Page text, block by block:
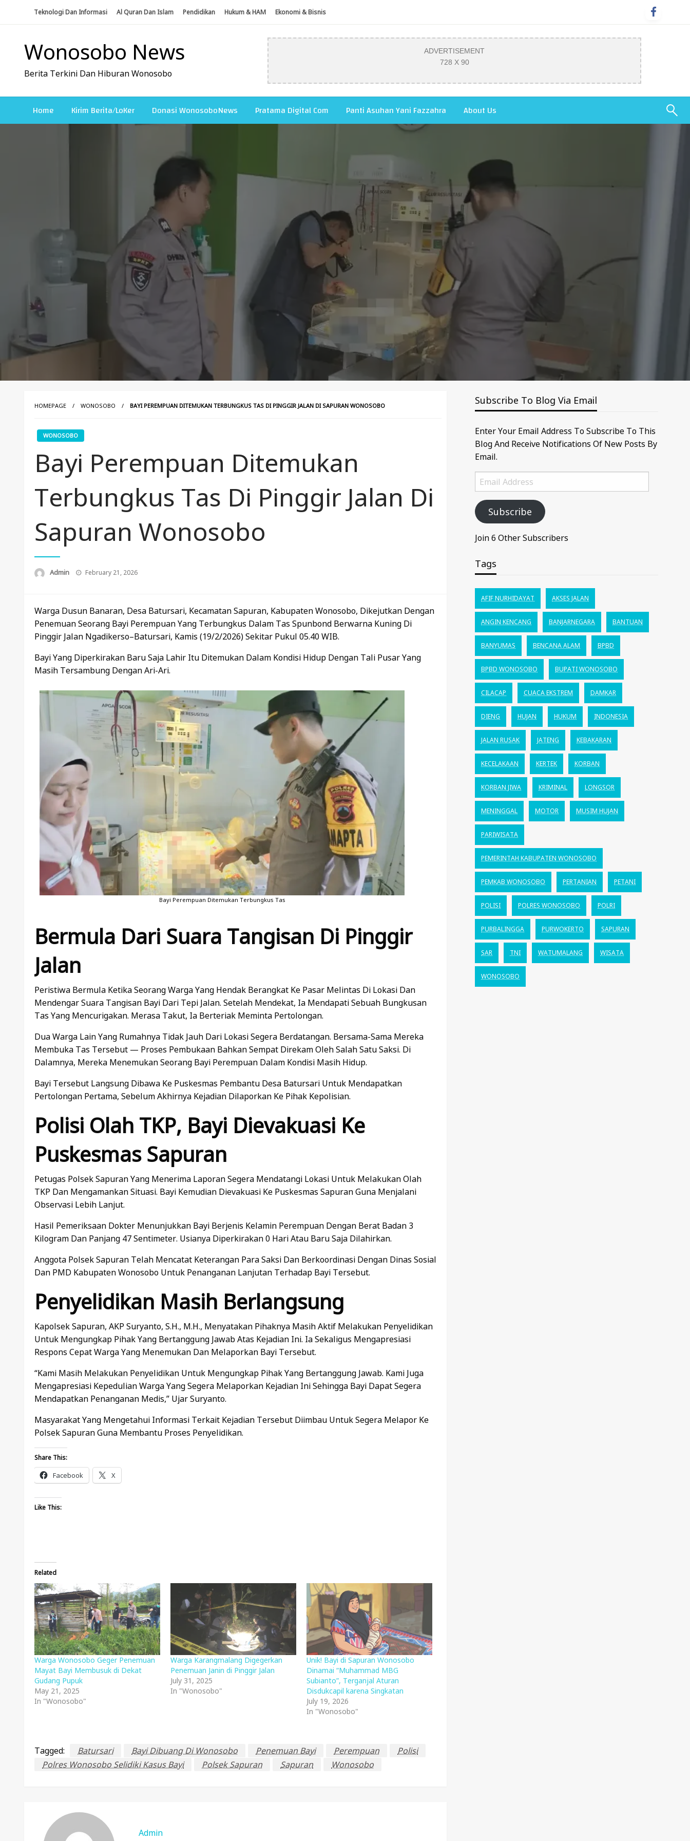
Teknologi Dan Informasi Al Quran Dan Islam Pendidikan Hukum & HAM Ekonomi & Bisnis
Wonosobo News
Berita Terkini Dan Hiburan Wonosobo
ADVERTISEMENT
728 X 90
Home Kirim Berita/LoKer Donasi WonosoboNews Pratama Digital Com Panti Asuhan Yani Fazzahra About Us
HOMEPAGE WONOSOBO BAYI PEREMPUAN DITEMUKAN TERBUNGKUS TAS DI PINGGIR JALAN DI SAPURAN WONOSOBO
WONOSOBO
Bayi Perempuan Ditemukan
Terbungkus Tas Di Pinggir Jalan Di
Sapuran Wonosobo
Admin
Posted
February 21, 2026
Warga Dusun Banaran, Desa Batursari, Kecamatan Sapuran, Kabupaten Wonosobo, Dikejutkan Dengan
Penemuan Seorang Bayi Perempuan Yang Terbungkus Dalam Tas Spunbond Berwarna Kuning Di
Pinggir Jalan Ngadikerso–Batursari, Kamis (19/2/2026) Sekitar Pukul 05.40 WIB.
Bayi Yang Diperkirakan Baru Saja Lahir Itu Ditemukan Dalam Kondisi Hidup Dengan Tali Pusar Yang
Masih Tersambung Dengan Ari-Ari.
Bayi Perempuan Ditemukan Terbungkus Tas
Bermula Dari Suara Tangisan Di Pinggir
Jalan
Peristiwa Bermula Ketika Seorang Warga Yang Hendak Berangkat Ke Pasar Melintas Di Lokasi Dan
Mendengar Suara Tangisan Bayi Dari Tepi Jalan. Setelah Mendekat, Ia Mendapati Sebuah Bungkusan
Tas Yang Mencurigakan. Merasa Takut, Ia Berteriak Meminta Pertolongan.
Dua Warga Lain Yang Rumahnya Tidak Jauh Dari Lokasi Segera Berdatangan. Bersama-Sama Mereka
Membuka Tas Tersebut — Proses Pembukaan Bahkan Sempat Direkam Oleh Salah Satu Saksi. Di
Dalamnya, Mereka Menemukan Seorang Bayi Perempuan Dalam Kondisi Masih Hidup.
Bayi Tersebut Langsung Dibawa Ke Puskesmas Pembantu Desa Batursari Untuk Mendapatkan
Pertolongan Pertama, Sebelum Akhirnya Kejadian Dilaporkan Ke Pihak Kepolisian.
Polisi Olah TKP, Bayi Dievakuasi Ke
Puskesmas Sapuran
Petugas Polsek Sapuran Yang Menerima Laporan Segera Mendatangi Lokasi Untuk Melakukan Olah
TKP Dan Mengamankan Situasi. Bayi Kemudian Dievakuasi Ke Puskesmas Sapuran Guna Menjalani
Observasi Lebih Lanjut.
Hasil Pemeriksaan Dokter Menunjukkan Bayi Berjenis Kelamin Perempuan Dengan Berat Badan 3
Kilogram Dan Panjang 47 Sentimeter. Usianya Diperkirakan 0 Hari Atau Baru Saja Dilahirkan.
Anggota Polsek Sapuran Telah Mencatat Keterangan Para Saksi Dan Berkoordinasi Dengan Dinas Sosial
Dan PMD Kabupaten Wonosobo Untuk Penanganan Lanjutan Terhadap Bayi Tersebut.
Penyelidikan Masih Berlangsung
Kapolsek Sapuran, AKP Suryanto, S.H., M.H., Menyatakan Pihaknya Masih Aktif Melakukan Penyelidikan
Untuk Mengungkap Pihak Yang Bertanggung Jawab Atas Kejadian Ini. Ia Sekaligus Mengapresiasi
Respons Cepat Warga Yang Menemukan Dan Melaporkan Bayi Tersebut.
“Kami Masih Melakukan Penyelidikan Untuk Mengungkap Pihak Yang Bertanggung Jawab. Kami Juga
Mengapresiasi Kepedulian Warga Yang Segera Melaporkan Kejadian Ini Sehingga Bayi Dapat Segera
Mendapatkan Penanganan Medis,” Ujar Suryanto.
Masyarakat Yang Mengetahui Informasi Terkait Kejadian Tersebut Diimbau Untuk Segera Melapor Ke
Polsek Sapuran Guna Membantu Proses Penyelidikan.
Share This:
Facebook X
Like This:
Related
Warga Wonosobo Geger Penemuan
Mayat Bayi Membusuk di Dekat
Gudang Pupuk
May 21, 2025
In "Wonosobo"
Warga Karangmalang Digegerkan
Penemuan Janin di Pinggir Jalan
July 31, 2025
In "Wonosobo"
Unik! Bayi di Sapuran Wonosobo
Dinamai “Muhammad MBG
Subianto”, Terganjal Aturan
Disdukcapil karena Singkatan
July 19, 2026
In "Wonosobo"
Tagged: Batursari Bayi Dibuang Di Wonosobo Penemuan Bayi Perempuan
Polisi
Polres Wonosobo Selidiki Kasus Bayi
Polsek Sapuran Sapuran Wonosobo
Admin
Subscribe To Blog Via Email
Enter Your Email Address To Subscribe To This
Blog And Receive Notifications Of New Posts By
Email.
Email
Address
Subscribe
Join 6 Other Subscribers
Tags
AFIF NURHIDAYAT AKSES JALAN
ANGIN KENCANG BANJARNEGARA BANTUAN
BANYUMAS BENCANA ALAM BPBD
BPBD WONOSOBO BUPATI WONOSOBO
CILACAP CUACA EKSTREM DAMKAR
DIENG HUJAN HUKUM INDONESIA
JALAN RUSAK JATENG KEBAKARAN
KECELAKAAN KERTEK KORBAN
KORBAN JIWA KRIMINAL LONGSOR
MENINGGAL MOTOR MUSIM HUJAN
PARIWISATA
PEMERINTAH KABUPATEN WONOSOBO
PEMKAB WONOSOBO PERTANIAN PETANI
POLISI POLRES WONOSOBO POLRI
PURBALINGGA PURWOKERTO SAPURAN
SAR TNI WATUMALANG WISATA
WONOSOBO